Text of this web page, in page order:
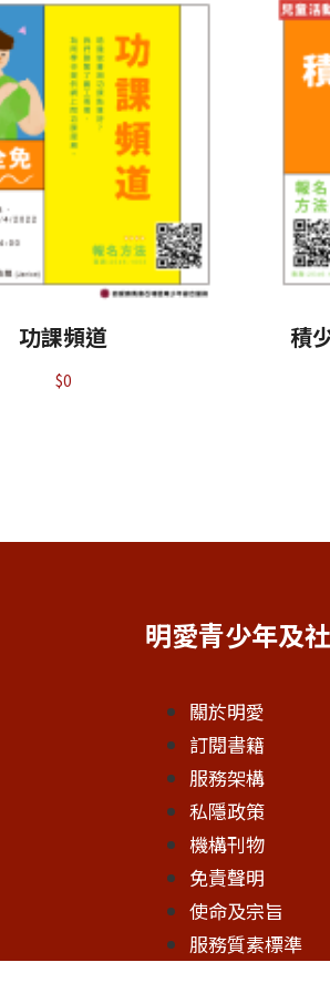
功課頻道
$0
積
明愛青少年及
關於明愛
訂閱書籍
服務架構
私隱政策
機構刊物
免責聲明
使命及宗旨
服務質素標準